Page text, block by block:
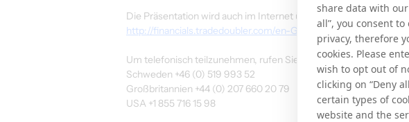
Die Präsentation wird auch im Internet übertragen, live und auf
http://financials.tradedoubler.com/en-GB/investorrelations/ und
Um telefonisch teilzunehmen, rufen Sie bitte 5 Minuten vor
Schweden +46 (0) 519 993 52
Großbritannien +44 (0) 207 660 20 79
USA +1 855 716 15 98
share data with
all”, you consent
privacy, therefore
cookies. Please
wish to opt out of
clicking on “Deny
certain types of
website and the